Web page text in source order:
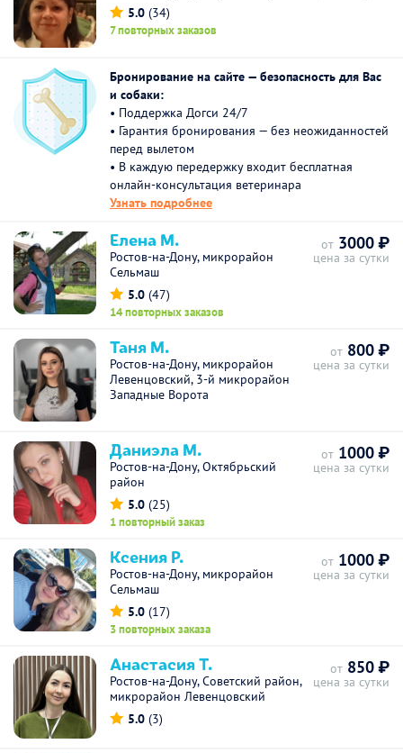
5.0 (34)
7 повторных заказов
Бронирование на сайте — безопасность для Вас
и собаки:
• Поддержка Догси 24/7
• Гарантия бронирования — без неожиданностей
перед вылетом
• В каждую передержку входит бесплатная
онлайн-консультация ветеринара
Узнать подробнее
Елена М.
Ростов-на-Дону, микрорайон
Сельмаш
5.0 (47)
14 повторных заказов
от 3000 ₽
цена за сутки
Таня М.
Ростов-на-Дону, микрорайон
Левенцовский, 3-й микрорайон
Западные Ворота
от 800 ₽
цена за сутки
Даниэла М.
Ростов-на-Дону, Октябрьский
район
5.0 (25)
1 повторный заказ
от 1000 ₽
цена за сутки
Ксения Р.
Ростов-на-Дону, микрорайон
Сельмаш
5.0 (17)
3 повторных заказа
от 1000 ₽
цена за сутки
Анастасия Т.
Ростов-на-Дону, Советский район,
микрорайон Левенцовский
5.0 (3)
от 850 ₽
цена за сутки